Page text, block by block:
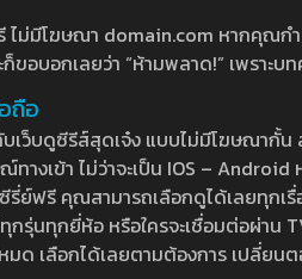
ไม่มีโฆษณา domain.com หากคุณก
ก็ขอบอกเลยว่า “ห้ามพลาด!” เพราะ
ถือ
เว็บดูซีรีส์สุดเจ๋ง แบบไม่มีโฆษณากั้
ทางเข้า ไม่ว่าจะเป็น IOS –
รี่ย์ฟรี คุณสามารถเลือกดูได้เลยทุกเ
กรุ่นทุกยี่ห้อ หรือใครจะเชื่อมต่อผ่าน
มด เลือกได้เลยตามต้องการ เปลี่ยน